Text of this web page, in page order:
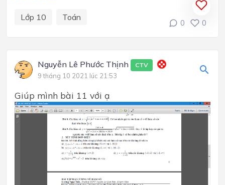
Lớp 10 Toán
0 0
Nguyễn Lê Phước Thịnh CTV
9 tháng 10 2021 lúc 21:53
Giúp mình bài 11 với ạ